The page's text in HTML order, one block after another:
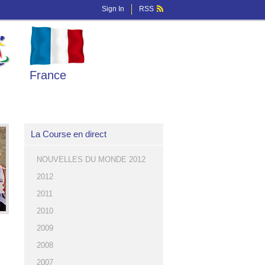
RSS
Sign In
France
La Course en direct
NOUVELLES DU MONDE 2012
2012
2011
2010
2009
2008
2007